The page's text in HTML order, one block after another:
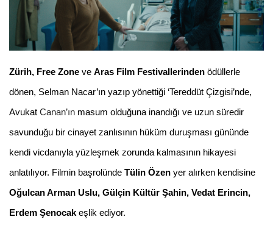
Zürih, Free Zone ve Aras Film Festivallerinden ödüllerle
dönen, Selman Nacar’ın yazıp yönettiği ‘Tereddüt Çizgisi’nde,
Avukat Canan’ın masum olduğuna inandığı ve uzun süredir
savunduğu bir cinayet zanlısının hüküm duruşması gününde
kendi vicdanıyla yüzleşmek zorunda kalmasının hikayesi
anlatılıyor. Filmin başrolünde Tülin Özen yer alırken kendisine
Oğulcan Arman Uslu, Gülçin Kültür Şahin, Vedat Erincin,
Erdem Şenocakeşlik ediyor.